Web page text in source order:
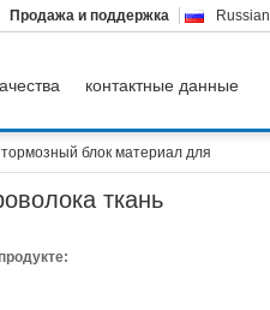
Russian
Продажа и поддержка
контактные данные
блок материал для
ткань